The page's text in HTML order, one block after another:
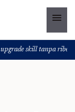
menu
skill tanpa ribet?